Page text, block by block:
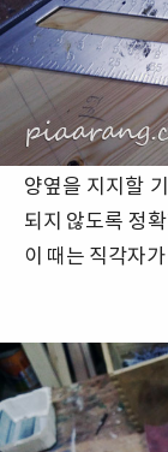
양옆을 지지할
되지 않도록 정
이 때는 직각자